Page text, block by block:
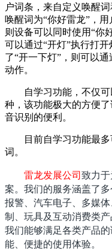
户词条，来自定义唤醒
唤醒词为“你好雷龙”，
则设备可以同时使用“你
可以通过“开灯”执行打
了“开一下灯”，则可以
动作。
自学习功能，不仅可
种，该功能极大的方便
音识别的便利。
目前自学习功能最多
词。
雷龙发展公司致力
案。我们的服务涵盖了
报警、汽车电子、多媒
制、玩具及互动消费类
我们能够满足各类产品
能、便捷的使用体验。